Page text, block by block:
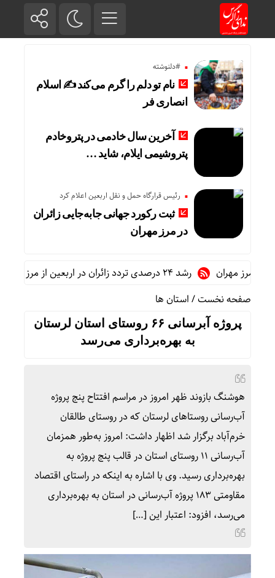
#دلنوشته
نام تو دلم را گرم می‌کند ✍️ اسلام
انصاری فر
آخرین سال خادمی در پتروخادم
پتروشیمی ایلام، شاید …
رئیس قرارگاه حمل و نقل اربعین اعلام کرد
ثبت رکورد جهانی جابه‌جایی زائران
در مرز مهران
مرز مهران
رشد ۲۴ درصدی تردد زائران در اربعین از مرز مهران
صفحه نخست/استان ها
پروژه آبرسانی ۶۶ روستای استان لرستان
به بهره‌برداری می‌رسد
هوشنگ بازوند ظهر امروز در مراسم افتتاح پنج پروژه
آب‌رسانی روستاهای لرستان که در روستای طالقان
خرم‌آباد برگزار شد اظهار داشت: امروز به‌طور همزمان
آب‌رسانی ۱۱ روستای استان در قالب پنج پروژه به
بهره‌برداری رسید. وی با اشاره به اینکه در راستای اقتصاد
مقاومتی ۱۸۳ پروژه آب‌رسانی در استان به بهره‌برداری
می‌رسد، افزود: اعتبار این […]